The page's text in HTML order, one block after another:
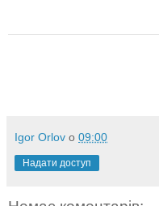
Igor Orlov о 09:00
Надати доступ